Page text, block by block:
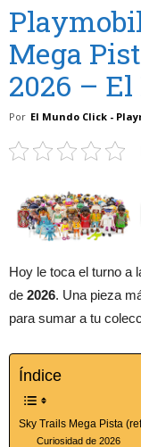
Mega
2026 –
Por El Mundo Click -
Hoy le toca el turno a
de 2026. Una pieza
para sumar a tu
Índice
Sky Trails Mega Pista
Curiosidad de 2026